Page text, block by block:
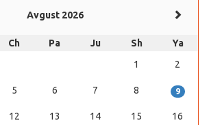
Avgust 2026
Ch Pa Ju Sh
Ya
1
2
5 6 7 8 9
12 13 14 15 16